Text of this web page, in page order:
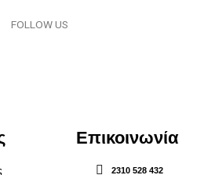
FOLLOW US
Επικοινωνία
2310 528 432